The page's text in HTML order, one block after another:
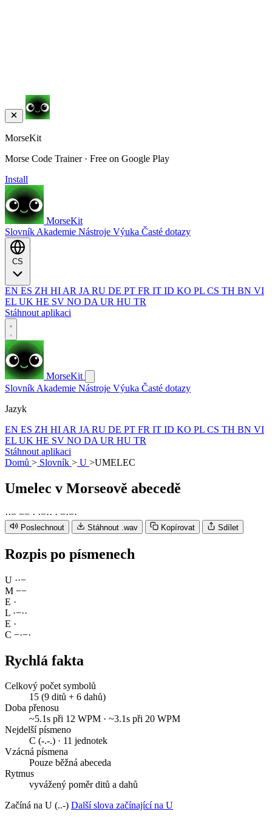
MorseKit
Morse Code Trainer · Free on Google Play
Install
MorseKit
Slovník Akademie Nástroje Výuka Časté dotazy
EN ES ZH HI AR JA RU DE PT FR IT ID KO PL CS TH BN VI
EL UK HE SV NO DA UR HU TR
Stáhnout aplikaci
MorseKit
Slovník Akademie Nástroje Výuka Časté dotazy
Jazyk
EN ES ZH HI AR JA RU DE PT FR IT ID KO PL CS TH BN VI
EL UK HE SV NO DA UR HU TR
Stáhnout aplikaci
Domů > Slovník > U >UMELEC
Umelec v Morseově abecedě
··− −− · ·−·· · −·−·
Poslechnout Stáhnout .wav Kopírovat Sdílet
Rozpis po písmenech
U ··−
M −−
E ·
L ·−··
E ·
C −·−·
Rychlá fakta
Celkový počet symbolů
15 (9 ditů + 6 dahů)
Doba přenosu
~5.1s při 12 WPM · ~3.1s při 20 WPM
Nejdelší písmeno
C (-.-.) · 11 jednotek
Vzácná písmena
Pouze běžná abeceda
Rytmus
vyvážený poměr ditů a dahů
Začíná na U (..-) Další slova začínající na U